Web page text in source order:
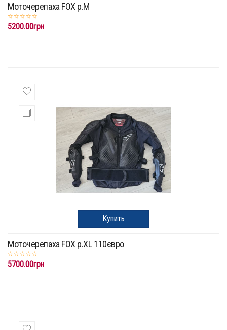
Моточерепаха FOX p.M
5200.00грн
Купить
Моточерепаха FOX p.XL 110євро
5700.00грн